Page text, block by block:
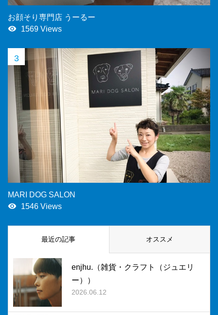
お顔そり専門店 うーるー
remove_red_eye 1569 Views
3
MARI DOG SALON
remove_red_eye 1546 Views
最近の記事 オススメ
enjhu.（雑貨・クラフト（ジュエリ
ー））
2026.06.12